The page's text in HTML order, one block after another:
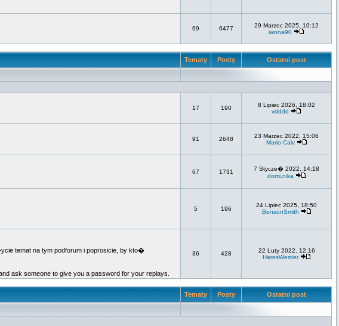
69 6477
29 Marzec 2025, 10:12
iwona90
Tematy Posty Ostatni post
17 190
8 Lipiec 2026, 18:02
vdddd
91 2648
23 Marzec 2022, 15:06
Mario Calv
67 1731
7 Stycze� 2022, 14:18
domi.nika
5 196
24 Lipiec 2025, 18:50
BensonSmith
temat na tym podforum i poprosicie, by kto�
ask someone to give you a password for your replays.
36 428
22 Luty 2022, 12:16
HaresWerder
Tematy Posty Ostatni post